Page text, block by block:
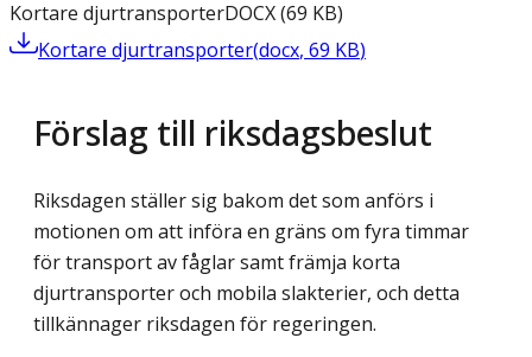
Kortare djurtransporterDOCX(69 KB)
Kortare djurtransporter(docx, 69 KB)
Förslag till riksdagsbeslut
Riksdagen ställer sig bakom det som anförs i
motionen om att införa en gräns om fyra timmar
för transport av fåglar samt främja korta
djurtransporter och mobila slakterier, och detta
tillkännager riksdagen för regeringen.